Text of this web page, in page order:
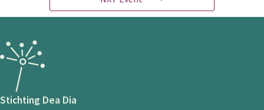
Stichting Dea Dia